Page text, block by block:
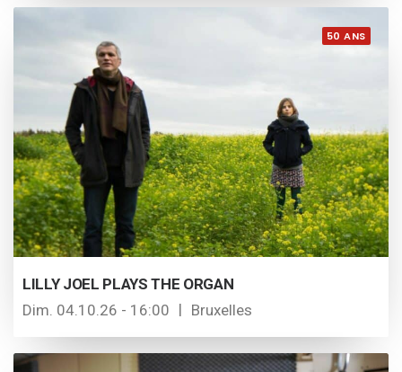
50 ANS
LILLY JOEL PLAYS THE ORGAN
Dim. 04.10.26 - 16:00
Bruxelles